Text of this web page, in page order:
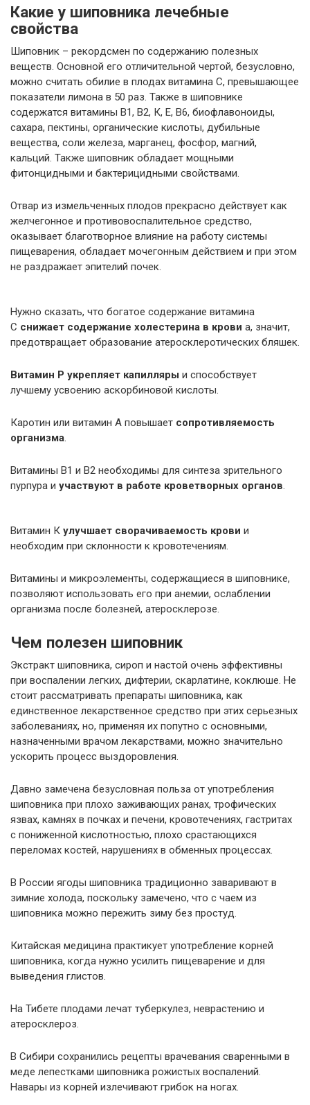
Какие у шиповника лечебные
свойства
Шиповник – рекордсмен по содержанию полезных
веществ. Основной его отличительной чертой, безусловно,
можно считать обилие в плодах витамина С, превышающее
показатели лимона в 50 раз. Также в шиповнике
содержатся витамины В1, В2, К, Е, В6, биофлавоноиды,
сахара, пектины, органические кислоты, дубильные
вещества, соли железа, марганец, фосфор, магний,
кальций. Также шиповник обладает мощными
фитонцидными и бактерицидными свойствами.
Отвар из измельченных плодов прекрасно действует как
желчегонное и противовоспалительное средство,
оказывает благотворное влияние на работу системы
пищеварения, обладает мочегонным действием и при этом
не раздражает эпителий почек.
Нужно сказать, что богатое содержание витамина
С снижает содержание холестерина в крови а, значит,
предотвращает образование атеросклеротических бляшек.
Витамин Р укрепляет капилляры и способствует
лучшему усвоению аскорбиновой кислоты.
Каротин или витамин А повышает сопротивляемость
организма.
Витамины В1 и В2 необходимы для синтеза зрительного
пурпура и участвуют в работе кроветворных органов.
Витамин К улучшает сворачиваемость крови и
необходим при склонности к кровотечениям.
Витамины и микроэлементы, содержащиеся в шиповнике,
позволяют использовать его при анемии, ослаблении
организма после болезней, атеросклерозе.
Чем полезен шиповник
Экстракт шиповника, сироп и настой очень эффективны
при воспалении легких, дифтерии, скарлатине, коклюше. Не
стоит рассматривать препараты шиповника, как
единственное лекарственное средство при этих серьезных
заболеваниях, но, применяя их попутно с основными,
назначенными врачом лекарствами, можно значительно
ускорить процесс выздоровления.
Давно замечена безусловная польза от употребления
шиповника при плохо заживающих ранах, трофических
язвах, камнях в почках и печени, кровотечениях, гастритах
с пониженной кислотностью, плохо срастающихся
переломах костей, нарушениях в обменных процессах.
В России ягоды шиповника традиционно заваривают в
зимние холода, поскольку замечено, что с чаем из
шиповника можно пережить зиму без простуд.
Китайская медицина практикует употребление корней
шиповника, когда нужно усилить пищеварение и для
выведения глистов.
На Тибете плодами лечат туберкулез, неврастению и
атеросклероз.
В Сибири сохранились рецепты врачевания сваренными в
меде лепестками шиповника рожистых воспалений.
Навары из корней излечивают грибок на ногах.